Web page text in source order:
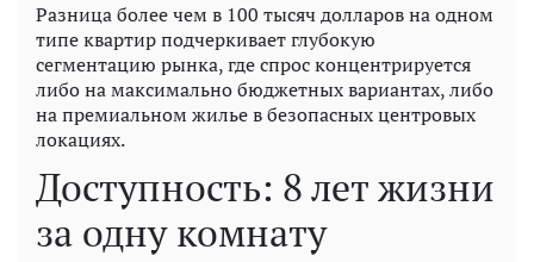
Разница более чем в 100 тысяч долларов на одном
типе квартир подчеркивает глубокую
сегментацию рынка, где спрос концентрируется
либо на максимально бюджетных вариантах, либо
на премиальном жилье в безопасных центровых
локациях.
Доступность: 8 лет жизни
за одну комнату